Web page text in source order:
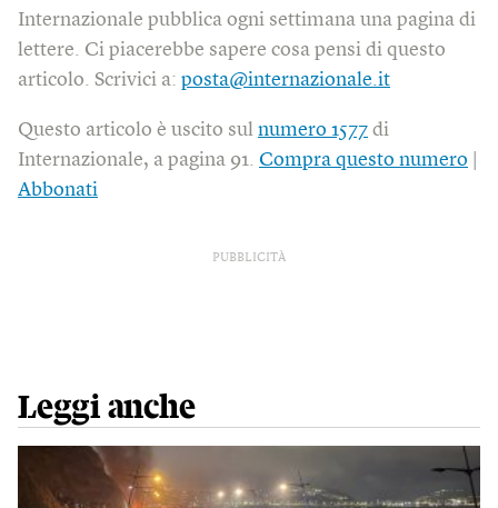
Internazionale pubblica ogni settimana una pagina di
lettere. Ci piacerebbe sapere cosa pensi di questo
articolo. Scrivici a: posta@internazionale.it
Questo articolo è uscito sul numero 1577 di
Internazionale, a pagina 91. Compra questo numero
Abbonati
PUBBLICITÀ
Leggi anche